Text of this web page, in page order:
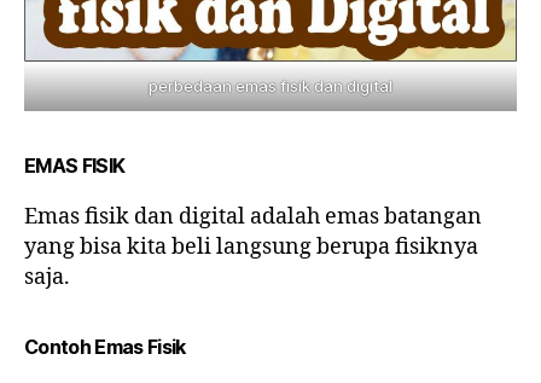
perbedaan emas fisik dan digital
EMAS FISIK
Emas fisik dan digital adalah emas batangan
yang bisa kita beli langsung berupa fisiknya
saja.
Contoh Emas Fisik